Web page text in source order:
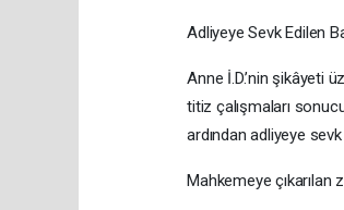
​Adliyeye Sevk Edilen
​Anne İ.D.’nin şikâyeti
titiz çalışmaları
ardından adliyeye
​Mahkemeye